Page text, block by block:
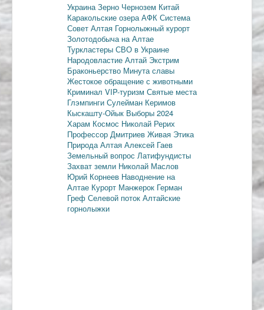
Украина Зерно Чернозем Китай
Каракольские озера АФК Система
Совет Алтая Горнолыжный курорт
Золотодобыча на Алтае
Туркластеры СВО в Украине
Народовластие Алтай Экстрим
Браконьерство Минута славы
Жестокое обращение с животными
Криминал VIP-туризм Святые места
Глэмпинги Сулейман Керимов
Кыскашту-Ойык Выборы 2024
Харам Космос Николай Рерих
Профессор Дмитриев Живая Этика
Природа Алтая Алексей Гаев
Земельный вопрос Латифундисты
Захват земли Николай Маслов
Юрий Корнеев Наводнение на
Алтае Курорт Манжерок Герман
Греф Селевой поток Алтайские
горнолыжки